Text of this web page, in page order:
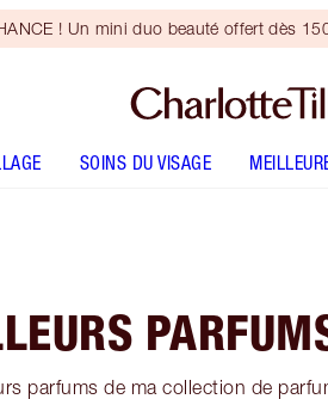
! Un mini duo beauté offert dès
SOINS DU VISAGE
parfums de ma collection de